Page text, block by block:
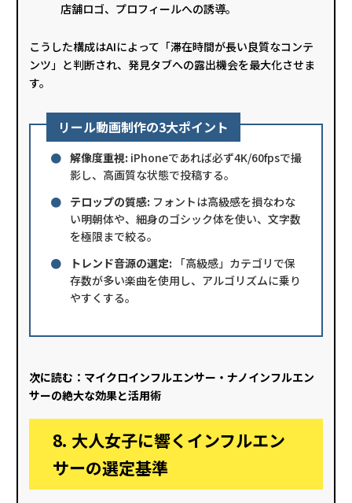
店舗ロゴ、プロフィールへの誘導。
こうした構成はAIによって「滞在時間が長い良質なコンテ
ンツ」と判断され、発見タブへの露出機会を最大化させま
す。
リール動画制作の3大ポイント
● 解像度重視: iPhoneであれば必ず4K/60fpsで撮
影し、高画質な状態で投稿する。
●
テロップの質感: フォントは高級感を損なわな
い明朝体や、細身のゴシック体を使い、文字数
を極限まで絞る。
●
トレンド音源の選定: 「高級感」カテゴリで保
存数が多い楽曲を使用し、アルゴリズムに乗り
やすくする。
次に読む： マイクロインフルエンサー・ナノインフルエン
サーの絶大な効果と活用術
8. 大人女子に響くインフルエン
サーの選定基準